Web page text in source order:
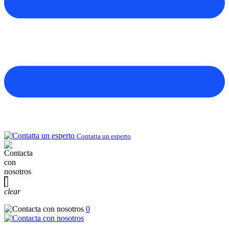
Contatta un esperto
clear
0